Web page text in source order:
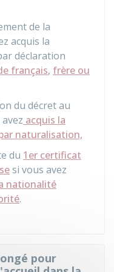
de la
acquis la
déclaration
français, frère ou
du décret au
acquis la
naturalisation,
du 1er certificat
si vous avez
nationalité
.
pour